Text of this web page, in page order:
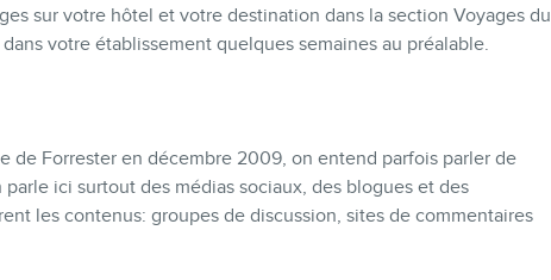
sur votre hôtel et votre destination dans la section Voyages du
votre établissement quelques semaines au préalable.
de Forrester en décembre 2009, on entend parfois parler de
ici surtout des médias sociaux, des blogues et des
les contenus: groupes de discussion, sites de commentaires